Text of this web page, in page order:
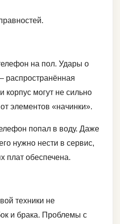
на пол. Удары о
распространённая
корпус могут не сильно
элементов «начинки».
попал в воду. Даже
нужно нести в сервис,
плат обеспечена.
техники не
и брака. Проблемы с